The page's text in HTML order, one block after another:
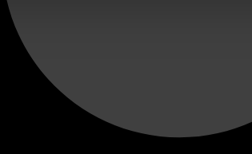
Ook delen we informatie over uw gebruik
Deze partners kunnen deze gegevens
op basis van uw gebruik van hun